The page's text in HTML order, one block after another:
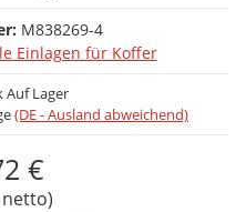
M838269-4
Einlagen für Koffer
Auf Lager
(DE - Ausland abweichend)
€
netto)